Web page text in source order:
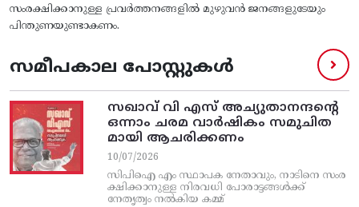
സംരക്ഷിക്കാനുള്ള പ്രവര്‍ത്തനങ്ങളില്‍ മുഴുവന്‍ ജനങ്ങളുടേയും
പിന്തുണയുണ്ടാകണം.
സമീപകാല പോസ്റ്റുകൾ
സഖാവ് വി എസ്‌ അച്യുതാനന്ദന്റെ
ഒന്നാം ചരമ വാര്‍ഷികം സമുചിത
മായി ആചരിക്കണം
10/07/2026
സിപിഐ എം സ്ഥാപക നേതാവും, നാടിനെ സംര
ക്ഷിക്കാനുള്ള നിരവധി പോരാട്ടങ്ങള്‍ക്ക്‌
നേതൃത്വം നല്‍കിയ കമ്മ്